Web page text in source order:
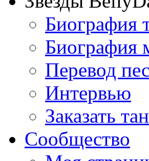
Биография
Биография
Перевод
Интервью
Заказать
Сообщество